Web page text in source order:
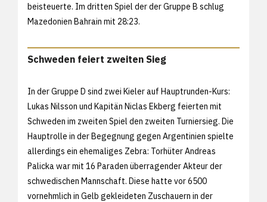
beisteuerte. Im dritten Spiel der der Gruppe B schlug
Mazedonien Bahrain mit 28:23.
Schweden feiert zweiten Sieg
In der Gruppe D sind zwei Kieler auf Hauptrunden-Kurs:
Lukas Nilsson und Kapitän Niclas Ekberg feierten mit
Schweden im zweiten Spiel den zweiten Turniersieg. Die
Hauptrolle in der Begegnung gegen Argentinien spielte
allerdings ein ehemaliges Zebra: Torhüter Andreas
Palicka war mit 16 Paraden überragender Akteur der
schwedischen Mannschaft. Diese hatte vor 6500
vornehmlich in Gelb gekleideten Zuschauern in der